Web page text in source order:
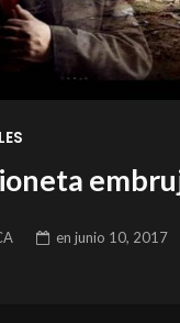
enjunio 10, 2017